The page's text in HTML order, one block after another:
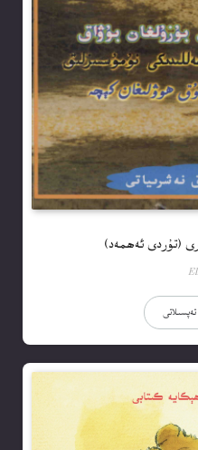
(تۇردى ئەھمەد)